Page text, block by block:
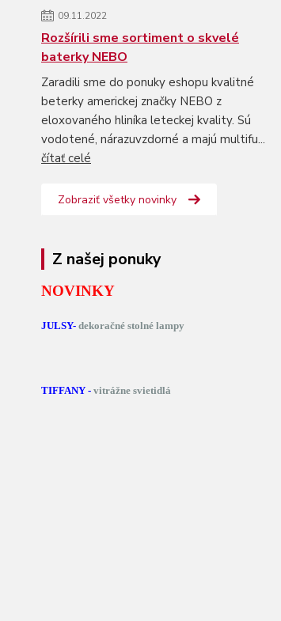
09.11.2022
Rozšírili sme sortiment o skvelé
baterky NEBO
Zaradili sme do ponuky eshopu kvalitné
beterky americkej značky NEBO z
eloxovaného hliníka leteckej kvality. Sú
vodotené, nárazuvzdorné a majú multifu...
čítať celé
Zobraziť všetky novinky
Z našej ponuky
NOVINKY
JULSY- dekoračné stolné lampy
TIFFANY - vitrážne svietidlá